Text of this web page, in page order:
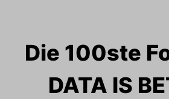
Die 100ste
DATA IS